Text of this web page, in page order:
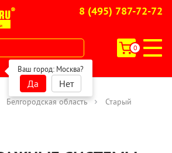
8 (495) 787-72-72
0
Ваш город: Москва?
Да Нет
Белгородская область
Старый